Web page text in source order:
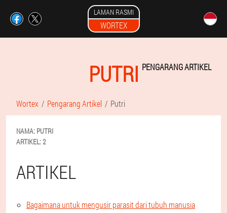
LAMAN RASMI
WORTEX
PUTRI PENGARANG ARTIKEL
Wortex Pengarang Artikel Putri
NAMA: PUTRI
ARTIKEL:2
ARTIKEL
Bagaimana untuk mengusir parasit dari tubuh manusia